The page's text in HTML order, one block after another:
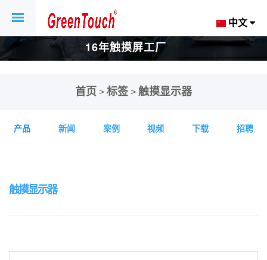
16年触摸屏工厂
中文
首页 > 标签 > 触摸显示器
产品 新闻 案例 视频 下载 招聘
触摸显示器